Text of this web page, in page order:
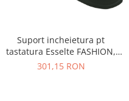
Suport incheietura pt
tastatura Esselte FASHION,
negru
301,15 RON